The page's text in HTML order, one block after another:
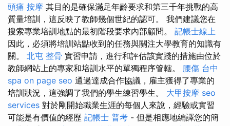
頭痛 按摩 其目的是確保滿足年齡要求和第三千年挑戰的高
質量培訓，這反映了教師幾個世紀的認可。 我們建議您在
搜索專業培訓地點的最初階段要求內部顧問。 記帳士線上
因此，必須將培訓站點收到的任務與關注大學教育的知識有
關。 北屯 整骨 實習申請，進行和評估該實踐的措施由位於
教師網站上的專家和培訓水平的單獨程序管轄。 腰傷 台中
spa on page seo 通過達成合作協議，雇主獲得了專業的
培訓狀況，這強調了我們的學生練習學生。 大甲按摩 seo
services 對於剛開始職業生涯的每個人來說，經驗或實習
可能是有價值的經歷 記帳士 普考 - 但是相應地編譯您的簡